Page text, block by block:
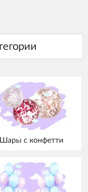
Шары с конфетти